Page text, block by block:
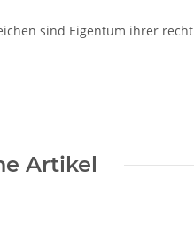
sind Eigentum ihrer
Artikel